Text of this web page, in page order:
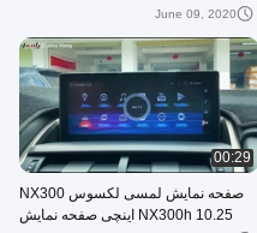
June 09, 2020
00:29
صفحه نمایش لمسی لکسوس NX300
NX300h 10.25 اینچی صفحه نمایش